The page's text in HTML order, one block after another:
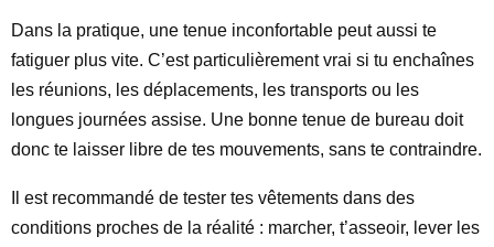
Dans la pratique, une tenue inconfortable peut aussi te
fatiguer plus vite. C’est particulièrement vrai si tu enchaînes
les réunions, les déplacements, les transports ou les
longues journées assise. Une bonne tenue de bureau doit
donc te laisser libre de tes mouvements, sans te contraindre.
Il est recommandé de tester tes vêtements dans des
conditions proches de la réalité : marcher, t’asseoir, lever les